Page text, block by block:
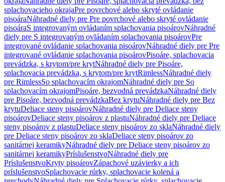
splachovacieho okrajaPre povrchové alebo skryté ovládanie
pisoáraNáhradné diely pre Pre povrchové alebo skryté ovládanie
pisoáraS integrovaným ovládaním splachovania pisoárovNáhradné
diely pre S integrovaným ovládaním splachovania pisoárovPre
integrované ovládanie splachovania pisoárovNáhradné diely pre Pre
integrované ovládanie splachovania pisoárovPisoáre, splachovacia
prevádzka, s krytom/pre krytNáhradné diely pre Pisoáre,
splachovacia prevádzka, s krytom/pre krytRimlessNáhradné diely
pre RimlessSo splachovacím okrajomNáhradné diely pre So
splachovacím okrajomPisoáre, bezvodná prevádzkaNáhradné diely
pre Pisoáre, bezvodná prevádzkaBez krytuNáhradné diely pre Bez
krytuDeliace steny pisoárovNáhradné diely pre Deliace steny
pisoárovDeliace steny pisoárov z plastuNáhradné diely pre Deliace
steny pisoárov z plastuDeliace steny pisoárov zo sklaNáhradné diely
pre Deliace steny pisoárov zo sklaDeliace steny pisoárov zo
sanitárnej keramikyNáhradné diely pre Deliace steny pisoárov zo
sanitárnej keramikyPríslušenstvoNáhradné diely pre
PríslušenstvoKryty pisoárovZápachové uzávierky a ich
príslušenstvoSplachovacie rúrky, splachovacie kolená a